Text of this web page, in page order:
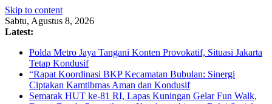
Skip to content
Sabtu, Agustus 8, 2026
Latest:
Polda Metro Jaya Tangani Konten Provokatif, Situasi Jakarta
Tetap Kondusif
“Rapat Koordinasi BKP Kecamatan Bubulan: Sinergi
Ciptakan Kamtibmas Aman dan Kondusif
Semarak HUT ke-81 RI, Lapas Kuningan Gelar Fun Walk,